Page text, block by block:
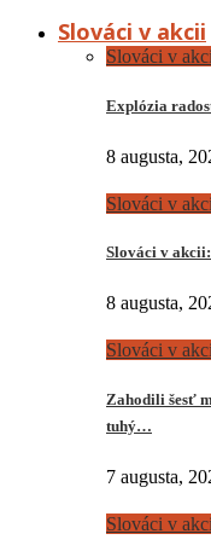
Slováci v akcii
Slováci v
Explózia
8 augusta,
Slováci v
Slováci v akcii:
8 augusta,
Slováci v
Zahodili šesť
tuhý…
7 augusta,
Slováci v